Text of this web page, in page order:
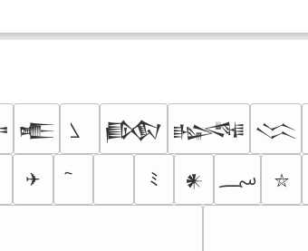
𒍫 𒁃 𒈙 𒈱
✈ ﾐ 𒀭 ؄ ⛥